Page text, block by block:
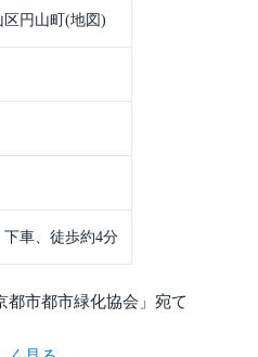
円山町(地図)
車、徒歩約4分
市都市緑化協会」宛て